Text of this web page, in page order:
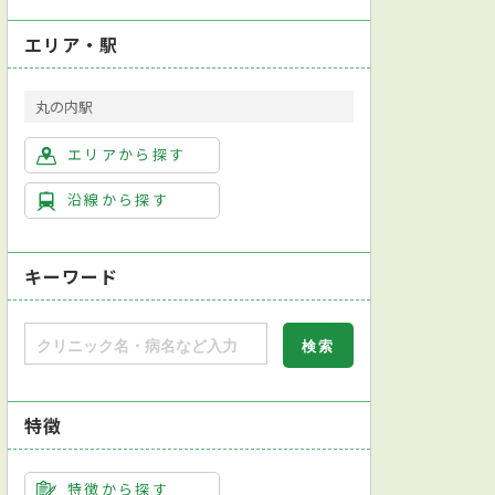
エリア・駅
丸の内駅
エリアから探す
沿線から探す
キーワード
特徴
特徴から探す